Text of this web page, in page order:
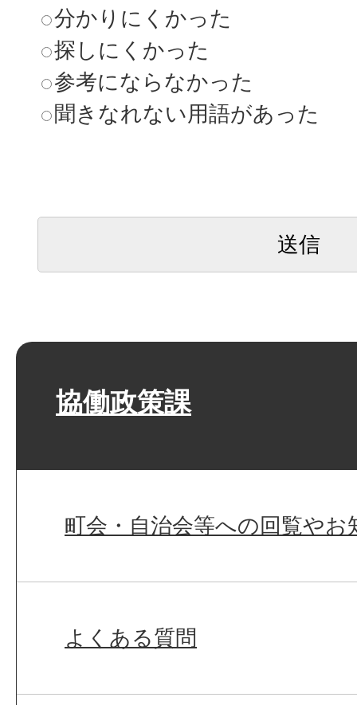
分かりにくかった
探しにくかった
参考にならなかった
聞きなれない用語があった
協働政策課
町会・自治会等への回覧やお
よくある質問